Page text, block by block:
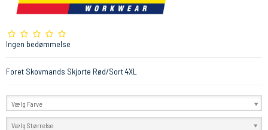
Ingen bedømmelse
Foret Skovmands Skjorte Rød/Sort 4XL
Vælg Farve
Vælg Størrelse